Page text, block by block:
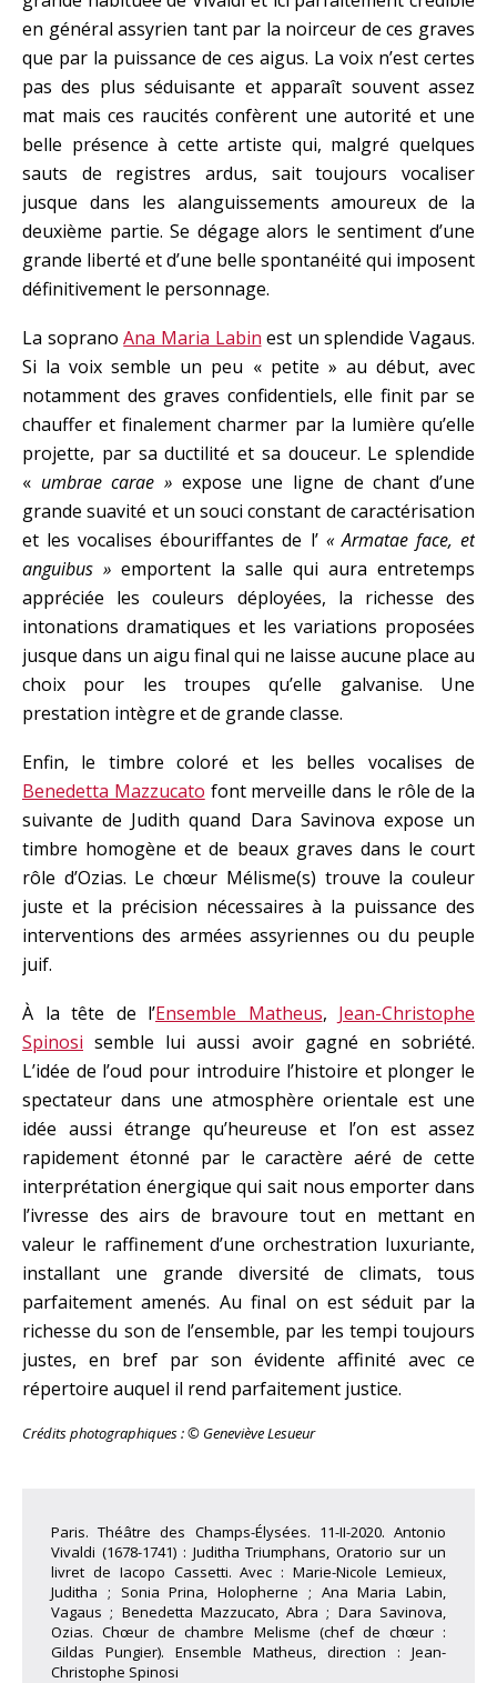
en général assyrien tant par la noirceur de ces graves
que par la puissance de ces aigus. La voix n’est certes
pas des plus séduisante et apparaît souvent assez
mat mais ces raucités confèrent une autorité et une
belle présence à cette artiste qui, malgré quelques
sauts de registres ardus, sait toujours vocaliser
jusque dans les alanguissements amoureux de la
deuxième partie. Se dégage alors le sentiment d’une
grande liberté et d’une belle spontanéité qui imposent
définitivement le personnage.
La sopranoAna Maria Labin est un splendide Vagaus.
Si la voix semble un peu « petite » au début, avec
notamment des graves confidentiels, elle finit par se
chauffer et finalement charmer par la lumière qu’elle
projette, par sa ductilité et sa douceur. Le splendide
« umbrae carae » expose une ligne de chant d’une
grande suavité et un souci constant de caractérisation
et les vocalises ébouriffantes de l’ « Armatae face, et
anguibus » emportent la salle qui aura entretemps
appréciée les couleurs déployées, la richesse des
intonations dramatiques et les variations proposées
jusque dans un aigu final qui ne laisse aucune place au
choix pour les troupes qu’elle galvanise. Une
prestation intègre et de grande classe.
Enfin, le timbre coloré et les belles vocalises de
Benedetta Mazzucato font merveille dans le rôle de la
suivante de Judith quand Dara Savinova expose un
timbre homogène et de beaux graves dans le court
rôle d’Ozias. Le chœur Mélisme(s) trouve la couleur
juste et la précision nécessaires à la puissance des
interventions des armées assyriennes ou du peuple
juif.
À la tête de l’Ensemble Matheus, Jean-Christophe
Spinosi semble lui aussi avoir gagné en sobriété.
L’idée de l’oud pour introduire l’histoire et plonger le
spectateur dans une atmosphère orientale est une
idée aussi étrange qu’heureuse et l’on est assez
rapidement étonné par le caractère aéré de cette
interprétation énergique qui sait nous emporter dans
l’ivresse des airs de bravoure tout en mettant en
valeur le raffinement d’une orchestration luxuriante,
installant une grande diversité de climats, tous
parfaitement amenés. Au final on est séduit par la
richesse du son de l’ensemble, par les tempi toujours
justes, en bref par son évidente affinité avec ce
répertoire auquel il rend parfaitement justice.
Crédits photographiques : © Geneviève Lesueur
Paris. Théâtre des Champs-Élysées. 11-II-2020. Antonio
Vivaldi (1678-1741) : Juditha Triumphans, Oratorio sur un
livret de Iacopo Cassetti. Avec : Marie-Nicole Lemieux,
Juditha ; Sonia Prina, Holopherne ; Ana Maria Labin,
Vagaus ; Benedetta Mazzucato, Abra ; Dara Savinova,
Ozias. Chœur de chambre Melisme (chef de chœur :
Gildas Pungier). Ensemble Matheus, direction : Jean-
Christophe Spinosi